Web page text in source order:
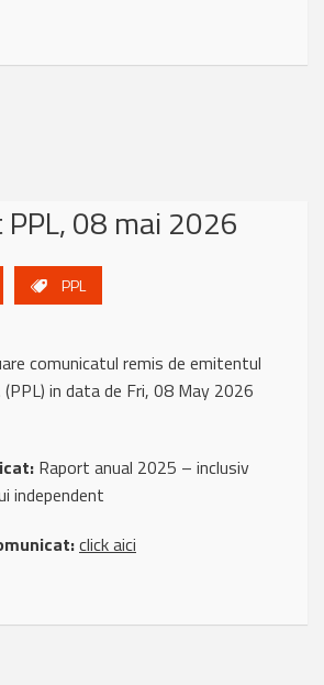
08 mai 2026
PPL
comunicatul remis de emitentul
(PPL) in data de Fri, 08 May 2026
Raport anual 2025 – inclusiv
independent
click aici